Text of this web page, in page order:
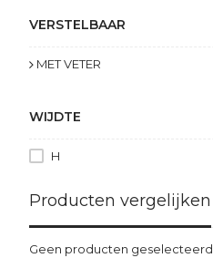
VERSTELBAAR
MET VETER
WIJDTE
H
Producten vergelijken
Geen producten geselecteerd.